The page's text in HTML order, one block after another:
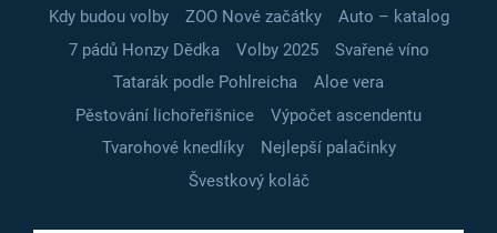
Kdy budou volby
ZOO Nové začátky
Auto – katalog
7 pádů Honzy Dědka
Volby 2025
Svařené víno
Tatarák podle Pohlreicha
Aloe vera
Pěstování lichořeřišnice
Výpočet ascendentu
Tvarohové knedlíky
Nejlepší palačinky
Švestkový koláč